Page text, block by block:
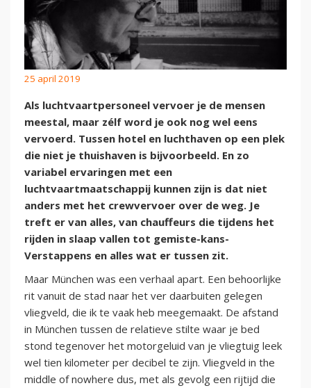
25 april 2019
Als luchtvaartpersoneel vervoer je de mensen
meestal, maar zélf word je ook nog wel eens
vervoerd. Tussen hotel en luchthaven op een plek
die niet je thuishaven is bijvoorbeeld. En zo
variabel ervaringen met een
luchtvaartmaatschappij kunnen zijn is dat niet
anders met het crewvervoer over de weg. Je
treft er van alles, van chauffeurs die tijdens het
rijden in slaap vallen tot gemiste-kans-
Verstappens en alles wat er tussen zit.
Maar München was een verhaal apart. Een behoorlijke
rit vanuit de stad naar het ver daarbuiten gelegen
vliegveld, die ik te vaak heb meegemaakt. De afstand
in München tussen de relatieve stilte waar je bed
stond tegenover het motorgeluid van je vliegtuig leek
wel tien kilometer per decibel te zijn. Vliegveld in the
middle of nowhere dus, met als gevolg een rijtijd die